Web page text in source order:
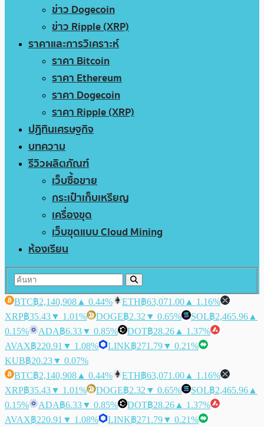
ข่าว Dogecoin
ข่าว Ripple (XRP)
ราคาและการวิเคราะห์
ราคา Bitcoin
ราคา Ethereum
ราคา Dogecoin
ราคา Ripple (XRP)
ปฏิทินเศรษฐกิจ
บทความ
รีวิวผลิตภัณฑ์
เว็บซื้อขาย
กระเป๋าเก็บเหรียญ
เครื่องขุด
เว็บขุดแบบ Cloud Mining
ห้องเรียน
BTC฿2,140,908 ▲ 0.44% ETH฿63,071.00 ▲ 1.16%
XRP฿35.43▼ 1.01% DOGE฿2.32 ▼ 0.65% SOL฿2,465.96 ▲
0.15%
ADA฿6.33▼ 0.85% DOT฿28.26 ▲ 1.37%
AVAX฿220.91 ▼ 1.08% LINK฿271.79▼ 0.21%
KUB฿20.23▼ 0.07%
BTC฿2,140,908 ▲ 0.44% ETH฿63,071.00 ▲ 1.16%
XRP฿35.43▼ 1.01% DOGE฿2.32 ▼ 0.65% SOL฿2,465.96 ▲
0.15%
ADA฿6.33▼ 0.85% DOT฿28.26 ▲ 1.37%
AVAX฿220.91 ▼ 1.08% LINK฿271.79▼ 0.21%